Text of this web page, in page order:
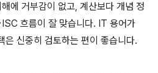
에 거부감이 없고, 계산보다 개념 정
흐름이 잘 맞습니다. IT 용어가
신중히 검토하는 편이 좋습니다.